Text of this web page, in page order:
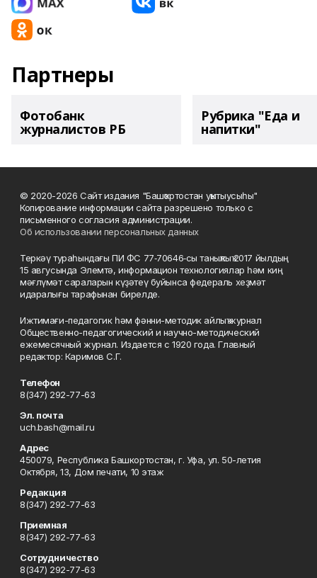
Партнеры
Фотобанк
журналистов РБ
Рубрика "Еда и
напитки"
© 2020-2026 Сайт издания "Башҡортостан уҡытыусыһы"
Копирование информации сайта разрешено только с
письменного согласия администрации.
Об использовании персональных данных
Теркәү тураһындағы ПИ ФС 77‑70646‑сы таныҡлыҡ 2017 йылдың
15 авгусында Элемтә, информацион технологиялар һәм киң
мәғлүмәт сараларын күҙәтеү буйынса федераль хеҙмәт
идаралығы тарафынан бирелде.
Ижтимағи-педагогик һәм фәнни-методик айлыҡ журнал
Общественно-педагогический и научно-методический
ежемесячный журнал. Издается с 1920 года. Главный
редактор: Каримов С.Г.
Телефон
8(347) 292-77-63
Эл. почта
uch.bash@mail.ru
Адрес
450079, Республика Башкортостан, г. Уфа, ул. 50-летия
Октября, 13, Дом печати, 10 этаж
Редакция
8(347) 292-77-63
Приемная
8(347) 292-77-63
Сотрудничество
8(347) 292-77-63